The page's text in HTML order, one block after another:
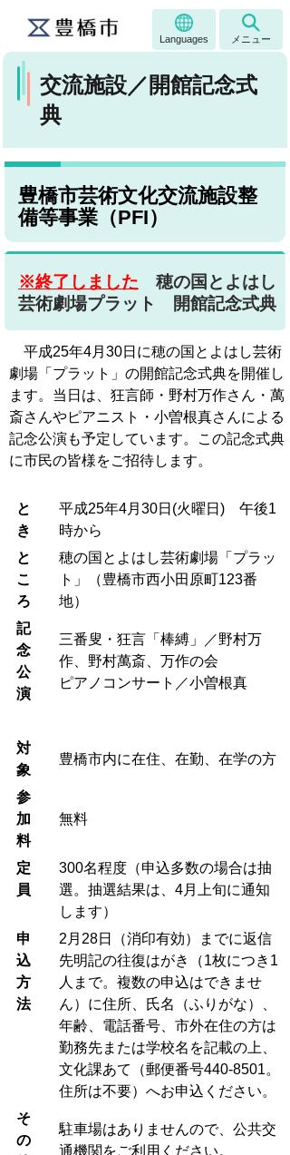
Languages メニュー
交流施設／開館記念式
典
豊橋市芸術文化交流施設整
備等事業（PFI）
※終了しました 穂の国とよはし
芸術劇場プラット 開館記念式典
平成25年4月30日に穂の国とよはし芸術
劇場「プラット」の開館記念式典を開催し
ます。当日は、狂言師・野村万作さん・萬
斎さんやピアニスト・小曽根真さんによる
記念公演も予定しています。この記念式典
に市民の皆様をご招待します。
と
き
平成25年4月30日(火曜日) 午後1
時から
と
こ
ろ
穂の国とよはし芸術劇場「プラッ
ト」（豊橋市西小田原町123番
地）
記
念
公
演
三番叟・狂言「棒縛」／野村万
作、野村萬斎、万作の会
ピアノコンサート／小曽根真
対
象
豊橋市内に在住、在勤、在学の方
参
加
料
無料
定
員
300名程度（申込多数の場合は抽
選。抽選結果は、4月上旬に通知
します）
申
込
方
法
2月28日（消印有効）までに返信
先明記の往復はがき（1枚につき1
人まで。複数の申込はできませ
ん）に住所、氏名（ふりがな）、
年齢、電話番号、市外在住の方は
勤務先または学校名を記載の上、
文化課あて（郵便番号440-8501。
住所は不要）へお申込ください。
そ
の
駐車場はありませんので、公共交
通機関をご利用ください。